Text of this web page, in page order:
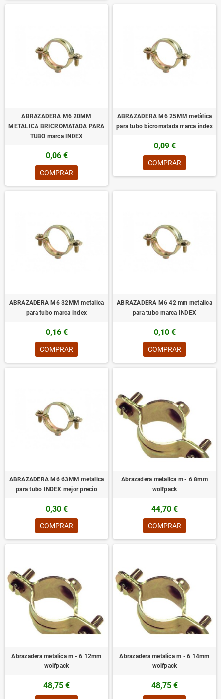
ABRAZADERA M6 20MM
METALICA BRICROMATADA PARA
TUBO marca INDEX
0,06 €
COMPRAR
ABRAZADERA M6 25MM metàlica
para tubo bicromatada marca index
0,09 €
COMPRAR
ABRAZADERA M6 32MM metalica
para tubo marca index
0,16 €
COMPRAR
ABRAZADERA M6 42 mm metalica
para tubo marca INDEX
0,10 €
COMPRAR
ABRAZADERA M6 63MM metalica
para tubo INDEX mejor precio
0,30 €
COMPRAR
Abrazadera metalica m - 6 8mm
wolfpack
44,70 €
COMPRAR
Abrazadera metalica m - 6 12mm
wolfpack
48,75 €
Abrazadera metalica m - 6 14mm
wolfpack
48,75 €